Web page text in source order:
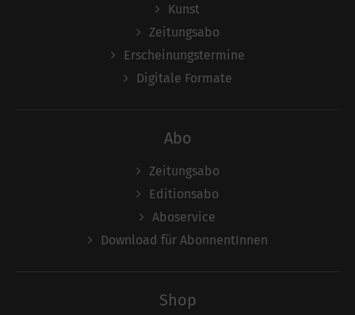
Kunst
Zeitungsabo
Erscheinungstermine
Digitale Formate
Abo
Zeitungsabo
Editionsabo
Aboservice
Download für AbonnentInnen
Shop